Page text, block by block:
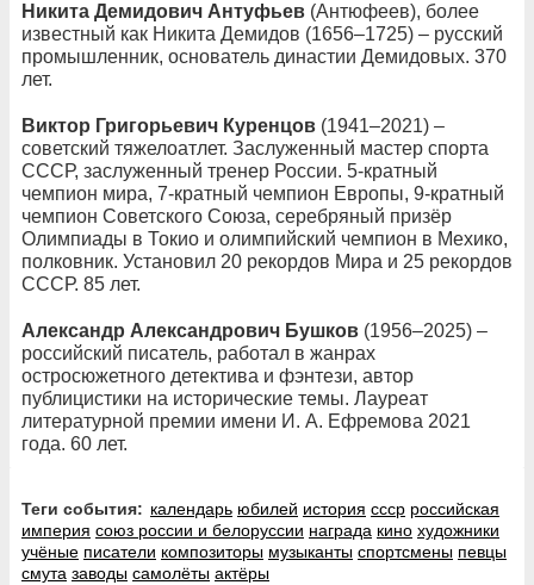
Никита Демидович Антуфьев (Антюфеев), более
известный как Никита Демидов (1656–1725) – русский
промышленник, основатель династии Демидовых. 370
лет.
Виктор Григорьевич Куренцов (1941–2021) –
советский тяжелоатлет. Заслуженный мастер спорта
СССР, заслуженный тренер России. 5-кратный
чемпион мира, 7-кратный чемпион Европы, 9-кратный
чемпион Советского Союза, серебряный призёр
Олимпиады в Токио и олимпийский чемпион в Мехико,
полковник. Установил 20 рекордов Мира и 25 рекордов
СССР. 85 лет.
Александр Александрович Бушков (1956–2025) –
российский писатель, работал в жанрах
остросюжетного детектива и фэнтези, автор
публицистики на исторические темы. Лауреат
литературной премии имени И. А. Ефремова 2021
года. 60 лет.
Теги события: календарь юбилей история ссср российская
империя союз россии и белоруссии награда кино художники
учёные писатели композиторы музыканты спортсмены певцы
смута заводы самолёты актёры